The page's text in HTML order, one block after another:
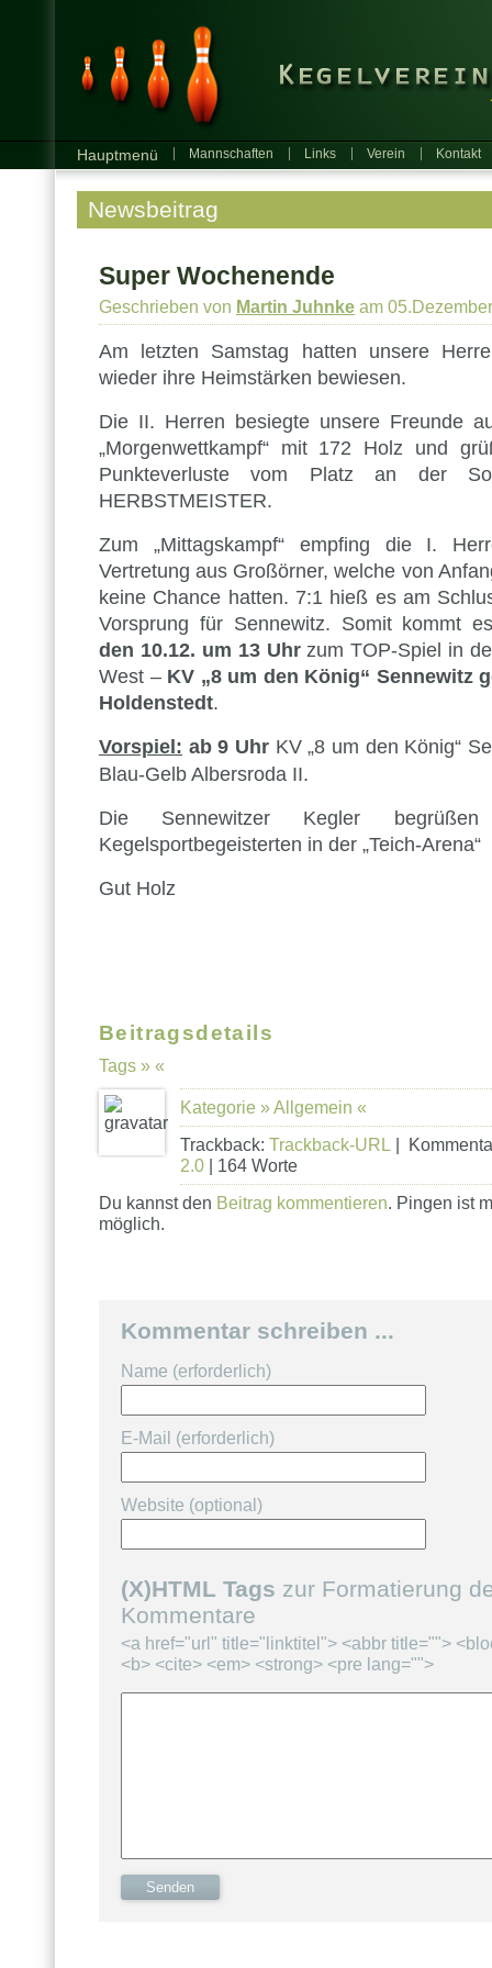
Hauptmenü Mannschaften Links Verein Kontakt
Newsbeitrag
Super Wochenende
Geschrieben von Martin Juhnke am
Am letzten Samstag hatten unsere
wieder ihre Heimstärken bewiesen.
Die II. Herren besiegte unsere Freunde
„Morgenwettkampf“ mit 172 Holz und
Punkteverluste vom Platz an der
HERBSTMEISTER.
Zum „Mittagskampf“ empfing die I.
Vertretung aus Großörner, welche von
keine Chance hatten. 7:1 hieß es am
Vorsprung für Sennewitz. Somit kommt
den 10.12. um 13 Uhrzum TOP-Spiel in
West – KV „8 um den König“ Sennewitz
Holdenstedt.
Vorspiel: ab 9 Uhr KV „8 um den König“
Blau-Gelb Albersroda II.
Die Sennewitzer Kegler
Kegelsportbegeisterten in der „Teich-Arena“
Gut Holz
Beitragsdetails
Tags » «
Kategorie »Allgemein «
Trackback: Trackback-URL |
2.0 | 164 Worte
Du kannst den Beitrag kommentieren. Pingen ist
möglich.
Kommentar schreiben ...
Name (erforderlich)
E-Mail (erforderlich)
Website (optional)
(X)HTML Tags zur Formatierung
Kommentare
<a href="url" title="linktitel"> <abbr title="">
<b> <cite> <em> <strong> <pre lang="">